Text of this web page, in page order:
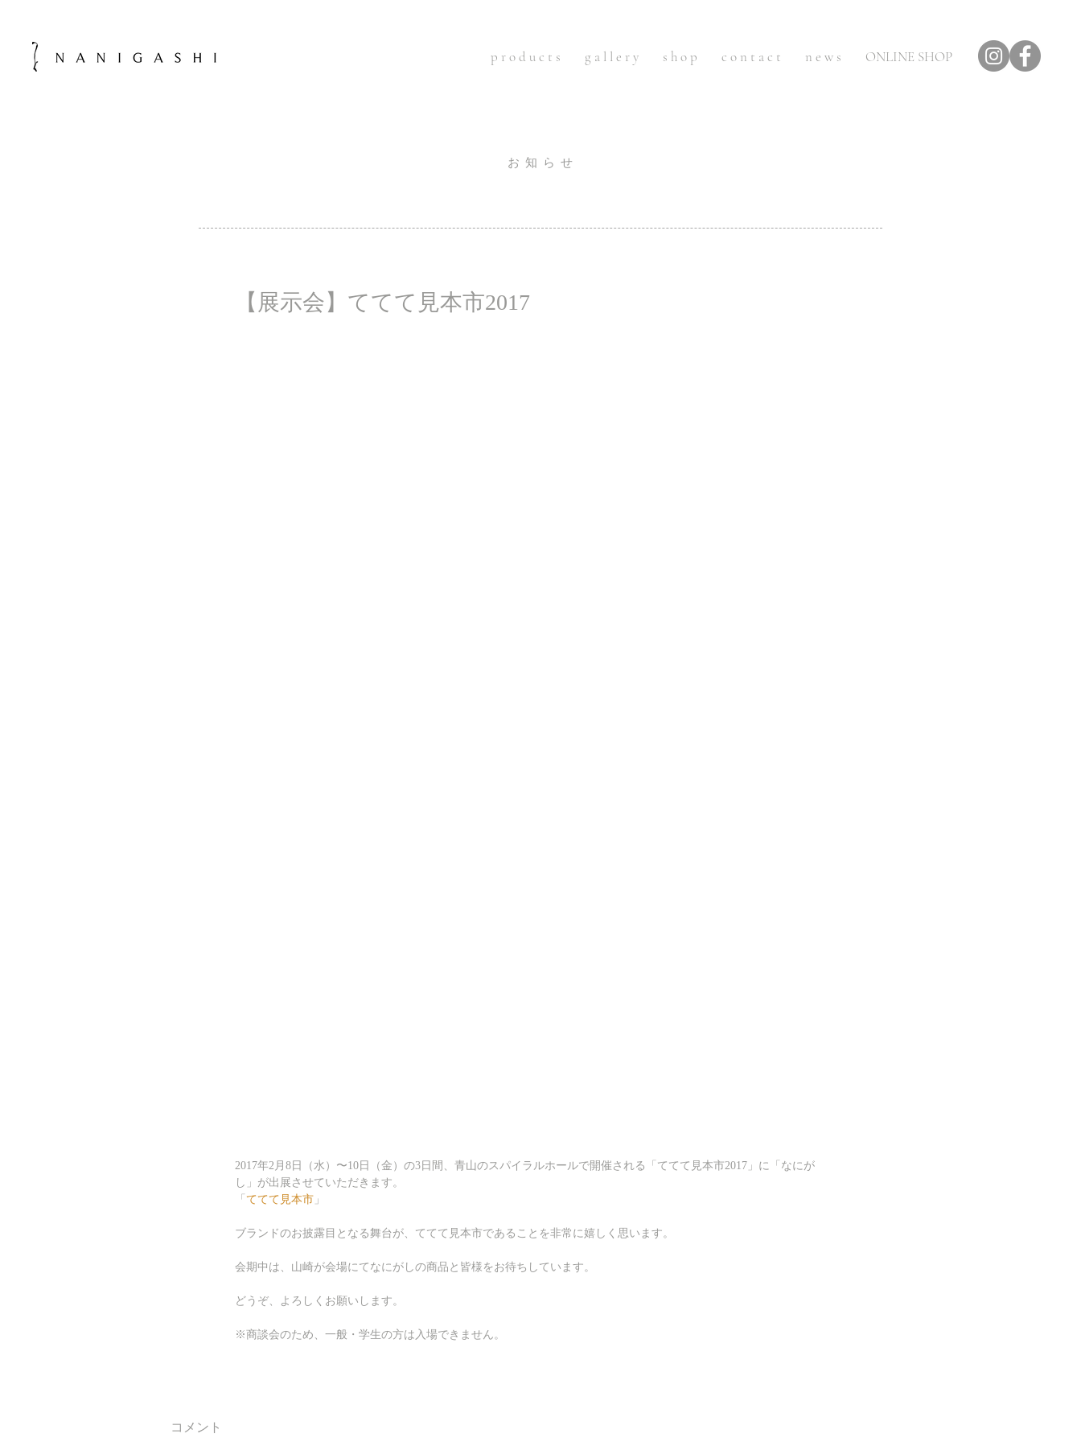
p r o d u c t s g a l l e r y s h o p c o n t a c t n e w s ONLINE SHOP
お 知 ら せ
【展示会】ててて見本市2017
2017年2月8日（水）〜10日（金）の3日間、青山のスパイラルホールで開催される「ててて見本市2017」に「なにが
し」が出展させていただきます。
「 ててて見本市 」
ブランドのお披露目となる舞台が、ててて見本市であることを非常に嬉しく思います。
会期中は、山崎が会場にてなにがしの商品と皆様をお待ちしています。
どうぞ、よろしくお願いします。
※商談会のため、一般・学生の方は入場できません。
コメント